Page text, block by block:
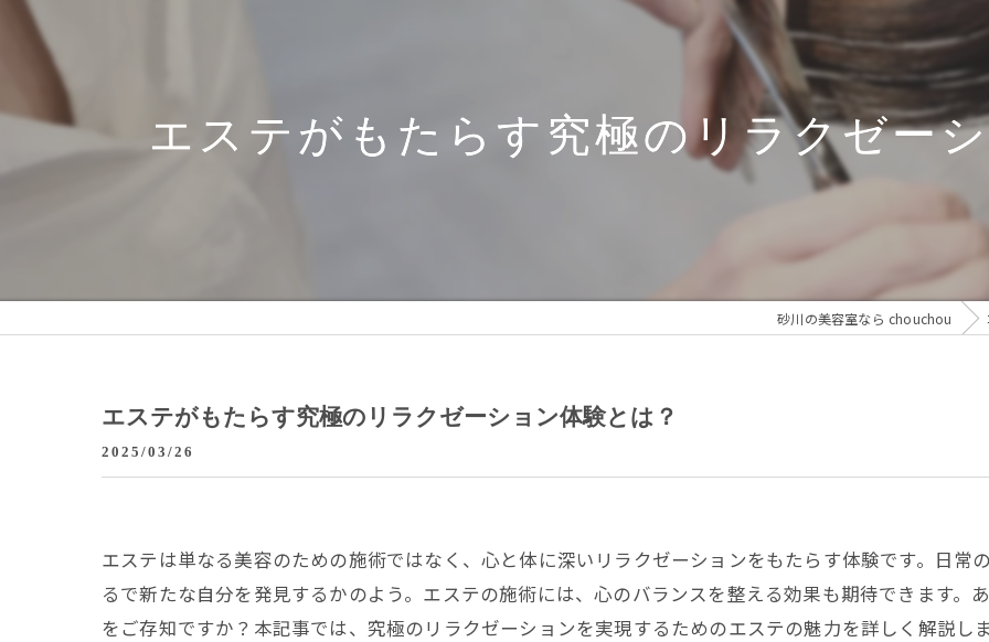
エステがもたらす究極のリラクゼー
砂川の美容室なら chouchou
エステがもたらす究極のリラクゼーション体験とは？
2025/03/26
エステは単なる美容のための施術ではなく、心と体に深いリラクゼーションをもたらす体験です。日常
るで新たな自分を発見するかのよう。エステの施術には、心のバランスを整える効果も期待できます。
をご存知ですか？本記事では、究極のリラクゼーションを実現するためのエステの魅力を詳しく解説しま